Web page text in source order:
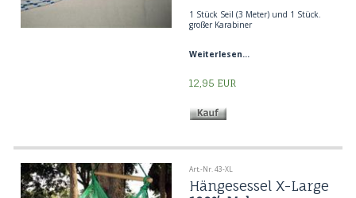
1 Stück Seil (3 Meter) und 1 Stück.
großer Karabiner
Hängestuhl.
Weiterlesen...
12,95 EUR
Art.-Nr. 43-XL
Hängesessel X-Large